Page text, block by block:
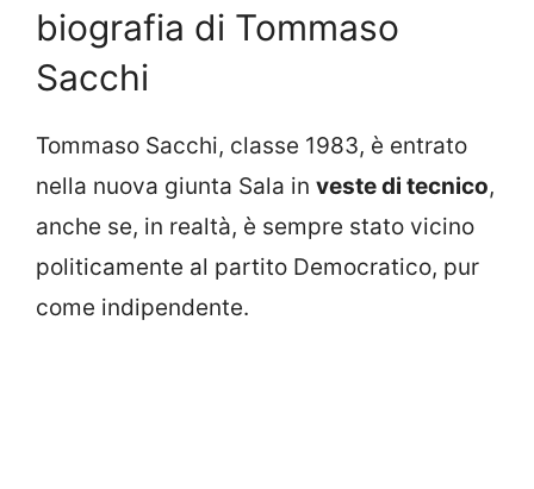
biografia di Tommaso
Sacchi
Tommaso Sacchi, classe 1983, è entrato
nella nuova giunta Sala in veste di tecnico,
anche se, in realtà, è sempre stato vicino
politicamente al partito Democratico, pur
come indipendente.